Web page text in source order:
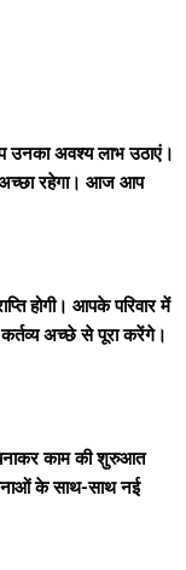
उनका अवश्य लाभ उठाएं।
अच्छा रहेगा। आज आप
होगी। आपके परिवार में
अच्छे से पूरा करेंगे।
काम की शुरुआत
के साथ-साथ नई